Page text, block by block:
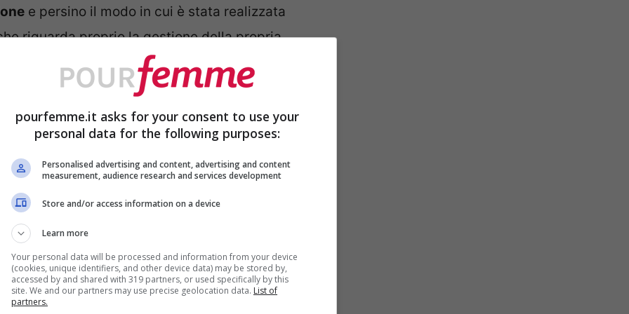
e persino il modo in cui è stata realizzata
riguarda proprio la gestione della propria
quanto stiamo dicendo è
che va messo solo dopo il fondotintae,
in pomata, cremosi o compatti. Tutto
sul nostro viso.
la cipria: anche qui, per noi donne, si apre
è caratterizzato dalla sua composizione
di ciprie che vanno utilizzate a seconda
pourfemme.it asks for your consent to use your
personal data for the following purposes:
Personalised advertising and content, advertising and content
measurement, audience research and services development
Store and/or access information on a device
Learn more
Your personal data will be processed and information from your device
(cookies, unique identifiers, and other device data) may be stored by,
accessed by and shared with 319 partners, or used specifically by this
site. We and our partners may use precise geolocation data. List of
partners.